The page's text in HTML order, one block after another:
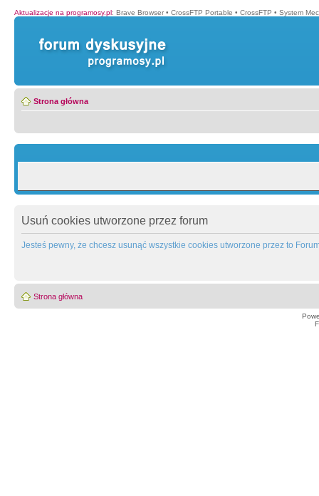
Aktualizacje na programosy.pl: Brave Browser • CrossFTP Portable • CrossFTP • System
Strona główna
Usuń cookies utworzone przez forum
Jesteś pewny, że chcesz usunąć wszystkie cookies utworzone przez to
Strona główna